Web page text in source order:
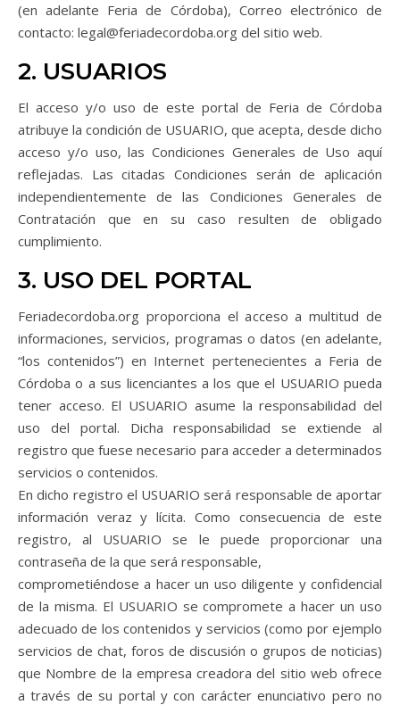
(en adelante Feria de Córdoba), Correo electrónico de
contacto: legal@feriadecordoba.org del sitio web.
2. USUARIOS
El acceso y/o uso de este portal de Feria de Córdoba
atribuye la condición de USUARIO, que acepta, desde dicho
acceso y/o uso, las Condiciones Generales de Uso aquí
reflejadas. Las citadas Condiciones serán de aplicación
independientemente de las Condiciones Generales de
Contratación que en su caso resulten de obligado
cumplimiento.
3. USO DEL PORTAL
Feriadecordoba.org proporciona el acceso a multitud de
informaciones, servicios, programas o datos (en adelante,
“los contenidos”) en Internet pertenecientes a Feria de
Córdoba o a sus licenciantes a los que el USUARIO pueda
tener acceso. El USUARIO asume la responsabilidad del
uso del portal. Dicha responsabilidad se extiende al
registro que fuese necesario para acceder a determinados
servicios o contenidos.
En dicho registro el USUARIO será responsable de aportar
información veraz y lícita. Como consecuencia de este
registro, al USUARIO se le puede proporcionar una
contraseña de la que será responsable,
comprometiéndose a hacer un uso diligente y confidencial
de la misma. El USUARIO se compromete a hacer un uso
adecuado de los contenidos y servicios (como por ejemplo
servicios de chat, foros de discusión o grupos de noticias)
que Nombre de la empresa creadora del sitio web ofrece
a través de su portal y con carácter enunciativo pero no